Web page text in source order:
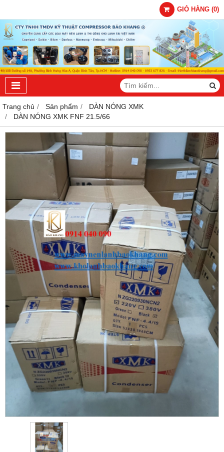
GIỎ HÀNG (0)
Trang chủ Sản phẩm
DÀN NÓNG XMK
DÀN NÓNG XMK FNF 21.5/66